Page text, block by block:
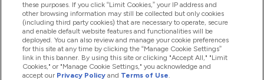
特典＆ポイント
2026 The Hut.com Ltd
these purposes. If you click “Limit Cookies,” your IP address and
other browsing information may still be collected but only cookies
(including third party cookies) that are necessary to operate, secure
and enable default website features and functionalities will be
deployed. You can also review and manage your cookie preferences
for this site at any time by clicking the “Manage Cookie Settings”
link in this banner. By using this site or clicking "Accept All," "Limit
Cookies," or "Manage Cookie Settings," you acknowledge and
accept our Privacy Policy and Terms of Use.